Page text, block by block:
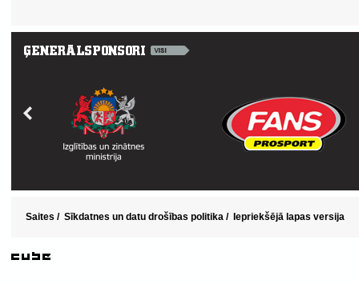
Saites / Sīkdatnes un datu drošības politika / Iepriekšējā lapas versija